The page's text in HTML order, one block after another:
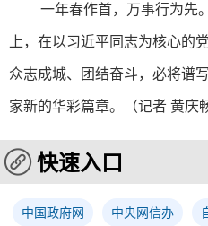
一年春作首，万事行为先
上，在以习近平同志为核心的
众志成城、团结奋斗，必将谱
家新的华彩篇章。（记者 黄庆
快速入口
中国政府网 中央网信办